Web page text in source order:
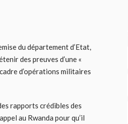
du département d’Etat,
des preuves d’une «
d’opérations militaires
rapports crédibles des
au Rwanda pour qu’il